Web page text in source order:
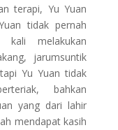
terapi, Yu Yuan
tidak pernah
kali melakukan
jarumsuntik
Yu Yuan tidak
bahkan
yang dari lahir
mendapat kasih